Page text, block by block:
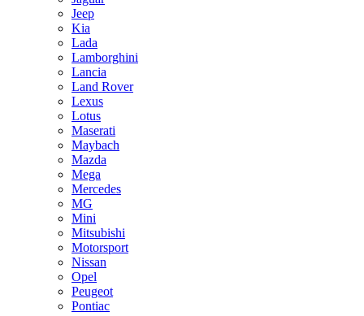
Jeep
Kia
Lada
Lamborghini
Lancia
Land Rover
Lexus
Lotus
Maserati
Maybach
Mazda
Mega
Mercedes
MG
Mini
Mitsubishi
Motorsport
Nissan
Opel
Peugeot
Pontiac